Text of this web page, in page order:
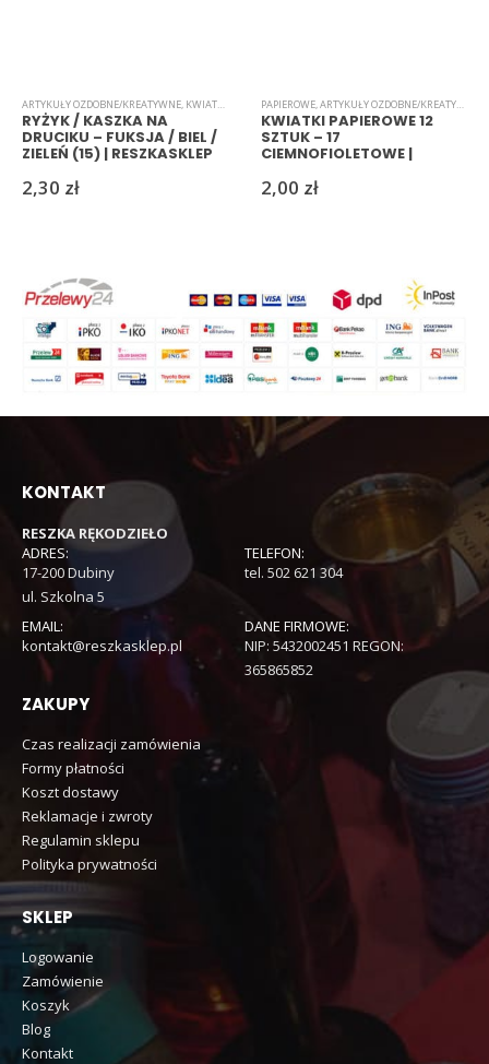
ARTYKUŁY OZDOBNE/KREATYWNE, KWIATKI
RYŻYK / KASZKA NA
DRUCIKU – FUKSJA / BIEL /
ZIELEŃ (15) | RESZKASKLEP
2,30 zł
PAPIEROWE,ARTYKUŁY OZDOBNE/KREATYWNE
KWIATKI PAPIEROWE 12
SZTUK – 17
CIEMNOFIOLETOWE |
2,00 zł
KONTAKT
RESZKA RĘKODZIEŁO
ADRES:
17-200 Dubiny
ul. Szkolna 5
TELEFON:
tel. 502 621 304
EMAIL:
kontakt@reszkasklep.pl
DANE FIRMOWE:
NIP: 5432002451 REGON:
365865852
ZAKUPY
Czas realizacji zamówienia
Formy płatności
Koszt dostawy
Reklamacje i zwroty
Regulamin sklepu
Polityka prywatności
SKLEP
Logowanie
Zamówienie
Koszyk
Blog
Kontakt